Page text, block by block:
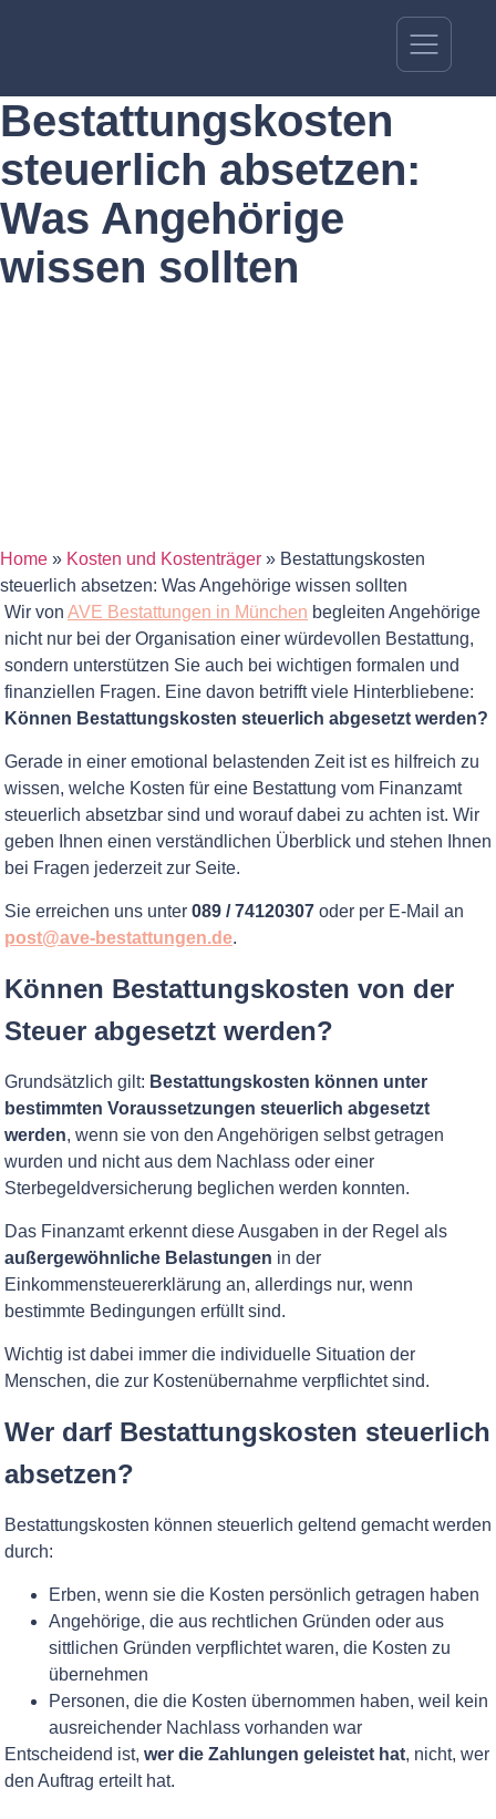
Bestattungskosten
steuerlich absetzen:
Was Angehörige
wissen sollten
Home » Kosten und Kostenträger » Bestattungskosten
steuerlich absetzen: Was Angehörige wissen sollten
Wir von AVE Bestattungen in München begleiten Angehörige
nicht nur bei der Organisation einer würdevollen Bestattung,
sondern unterstützen Sie auch bei wichtigen formalen und
finanziellen Fragen. Eine davon betrifft viele Hinterbliebene:
Können Bestattungskosten steuerlich abgesetzt werden?
Gerade in einer emotional belastenden Zeit ist es hilfreich zu
wissen, welche Kosten für eine Bestattung vom Finanzamt
steuerlich absetzbar sind und worauf dabei zu achten ist. Wir
geben Ihnen einen verständlichen Überblick und stehen Ihnen
bei Fragen jederzeit zur Seite.
Sie erreichen uns unter 089 / 74120307 oder per E-Mail an
post@ave-bestattungen.de.
Können Bestattungskosten von der
Steuer abgesetzt werden?
Grundsätzlich gilt: Bestattungskosten können unter
bestimmten Voraussetzungen steuerlich abgesetzt
werden, wenn sie von den Angehörigen selbst getragen
wurden und nicht aus dem Nachlass oder einer
Sterbegeldversicherung beglichen werden konnten.
Das Finanzamt erkennt diese Ausgaben in der Regel als
außergewöhnliche Belastungen in der
Einkommensteuererklärung an, allerdings nur, wenn
bestimmte Bedingungen erfüllt sind.
Wichtig ist dabei immer die individuelle Situation der
Menschen, die zur Kostenübernahme verpflichtet sind.
Wer darf Bestattungskosten steuerlich
absetzen?
Bestattungskosten können steuerlich geltend gemacht werden
durch:
Erben, wenn sie die Kosten persönlich getragen haben
Angehörige, die aus rechtlichen Gründen oder aus
sittlichen Gründen verpflichtet waren, die Kosten zu
übernehmen
Personen, die die Kosten übernommen haben, weil kein
ausreichender Nachlass vorhanden war
Entscheidend ist, wer die Zahlungen geleistet hat, nicht, wer
den Auftrag erteilt hat.